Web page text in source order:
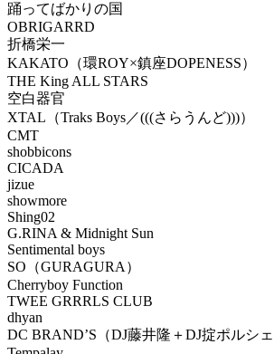
踊ってばかりの国
OBRIGARRD
折橋栄一
KAKATO（環ROY×鎮座DOPENESS）
THE King ALL STARS
空白器官
XTAL（Traks Boys／(((さらうんど)))）
CMT
shobbicons
CICADA
jizue
showmore
Shing02
G.RINA & Midnight Sun
Sentimental boys
SO（GURAGURA）
Cherryboy Function
TWEE GRRRLS CLUB
dhyan
DC BRAND’S（DJ藤井隆＋DJ掟ポルシ